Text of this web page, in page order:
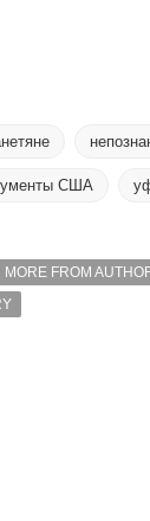
США
MORE FROM